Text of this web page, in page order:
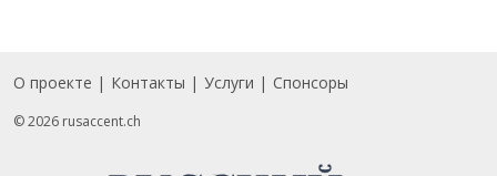
Footer
О проекте Контакты Услуги Спонсоры
© 2026 rusaccent.ch